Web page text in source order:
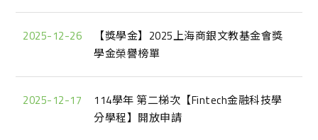
2025-12-26
【獎學金】2025上海商銀文教基金會獎
學金榮譽榜單
2025-12-17
114學年 第二梯次【Fintech金融科技學
分學程】開放申請